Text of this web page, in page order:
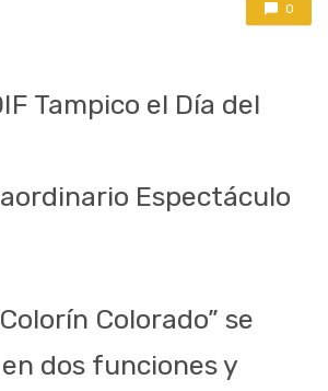
0
Tampico el Día del
Espectáculo
Colorado” se
dos funciones y